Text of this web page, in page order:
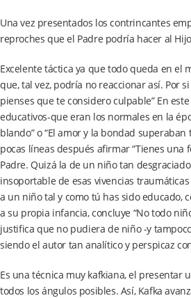
Una vez presentados los contrincantes
reproches que el Padre podría hacer al
Excelente táctica ya que todo queda en el
que, tal vez, podría no reaccionar así. Por
pienses que te considero culpable” En
educativos-que eran los normales en la
blando” o “El amor y la bondad
pocas líneas después afirmar “Tienes
Padre. Quizá la de un niño tan
insoportable de esas vivencias
a un niño tal y como tú has sido educado,
a su propia infancia, concluye “No todo
justifica que no pudiera de niño -y
siendo el autor tan analítico y perspicaz
Es una técnica muy kafkiana, el presentar
todos los ángulos posibles. Así, Kafka